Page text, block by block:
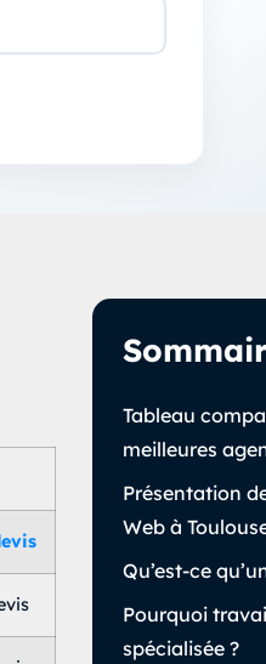
Tableau
meilleures
Présentation
Web à
Qu’est-ce
Pourquoi
spécialisée ?